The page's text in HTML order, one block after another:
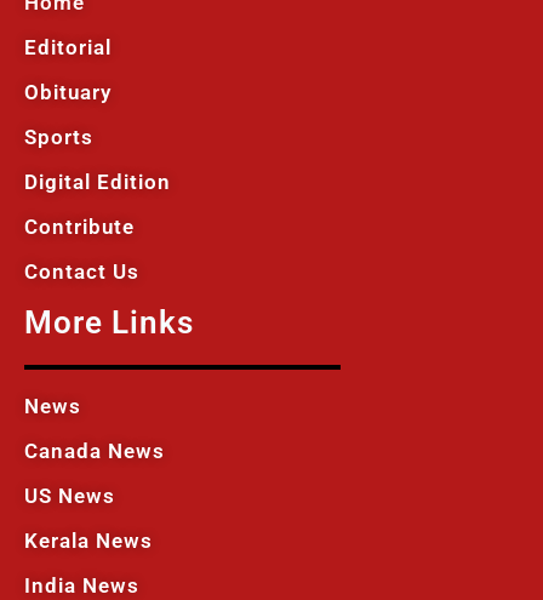
Editorial
Obituary
Sports
Digital Edition
Contribute
Contact Us
More Links
News
Canada News
US News
Kerala News
India News